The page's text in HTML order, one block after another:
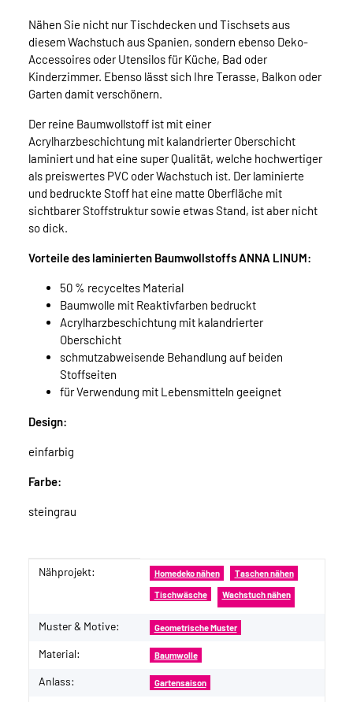
Nähen Sie nicht nur Tischdecken und Tischsets aus
diesem Wachstuch aus Spanien, sondern ebenso Deko-
Accessoires oder Utensilos für Küche, Bad oder
Kinderzimmer. Ebenso lässt sich Ihre Terasse, Balkon oder
Garten damit verschönern.
Der reine Baumwollstoff ist mit einer
Acrylharzbeschichtung mit kalandrierter Oberschicht
laminiert und hat eine super Qualität, welche hochwertiger
als preiswertes PVC oder Wachstuch ist. Der laminierte
und bedruckte Stoff hat eine matte Oberfläche mit
sichtbarer Stoffstruktur sowie etwas Stand, ist aber nicht
so dick.
Vorteile des laminierten Baumwollstoffs ANNA LINUM:
50 % recyceltes Material
Baumwolle mit Reaktivfarben bedruckt
Acrylharzbeschichtung mit kalandrierter
Oberschicht
schmutzabweisende Behandlung auf beiden
Stoffseiten
für Verwendung mit Lebensmitteln geeignet
Design:
einfarbig
Farbe:
steingrau
Produkteigenschaft
Wert
Nähprojekt: Homedeko nähen Taschen nähen
Tischwäsche Wachstuch nähen
Muster & Motive: Geometrische Muster
Material: Baumwolle
Anlass: Gartensaison